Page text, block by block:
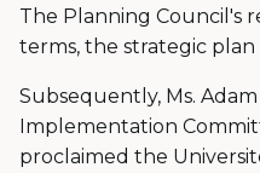
The Planning Council's
terms, the strategic plan
Subsequently, Ms.
Implementation
proclaimed the